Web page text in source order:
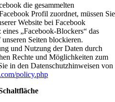
die gesammelten
Profil zuordnet, müssen Sie
Website bei Facebook
„Facebook-Blockers“ das
Seiten blockieren.
und Nutzung der Daten durch
Rechte und Möglichkeiten zum
in den Datenschutzhinweisen von
policy.php